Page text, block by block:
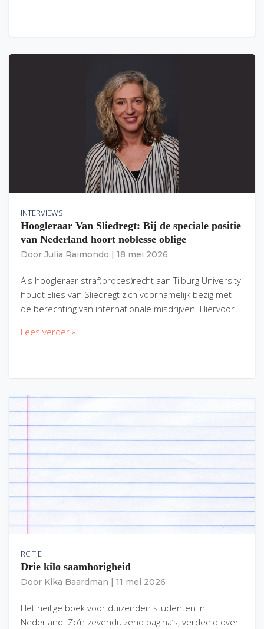
INTERVIEWS
Hoogleraar Van Sliedregt: Bij de speciale positie
van Nederland hoort noblesse oblige
Door Julia Raimondo 18 mei 2026
Als hoogleraar straf(proces)recht aan Tilburg University
houdt Elies van Sliedregt zich voornamelijk bezig met
de berechting van internationale misdrijven. Hiervoor…
Lees verder »
RC'TJE
Drie kilo saamhorigheid
Door Kika Baardman 11 mei 2026
Het heilige boek voor duizenden studenten in
Nederland. Zo’n zevenduizend pagina’s, verdeeld over